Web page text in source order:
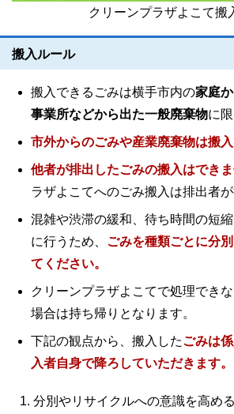
クリーンプラザよこて搬
搬入ルール
搬入できるごみは横手市内の家庭
事業所などから出た一般廃棄物に限
市外からのごみや産業廃棄物は搬入
他者が排出したごみの搬入はできま
ラザよこてへのごみ搬入は排出者が
混雑や渋滞の緩和、待ち時間の短
に行うため、 ごみを種類ごとに分
てください。
クリーンプラザよこてで処理でき
場合は持ち帰りとなります。
下記の観点から、搬入したごみは
入者自身で降ろしていただきます。
分別やリサイクルへの意識を高める